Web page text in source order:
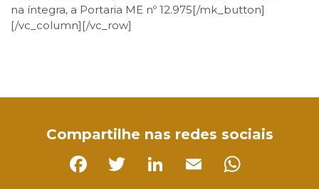
na íntegra, a Portaria ME nº 12.975[/mk_button]
[/vc_column][/vc_row]
Compartilhe nas redes sociais